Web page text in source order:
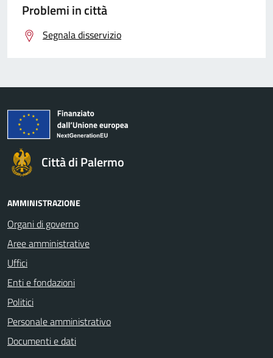
Problemi in città
Segnala disservizio
Città di Palermo
AMMINISTRAZIONE
Organi di governo
Aree amministrative
Uffici
Enti e fondazioni
Politici
Personale amministrativo
Documenti e dati